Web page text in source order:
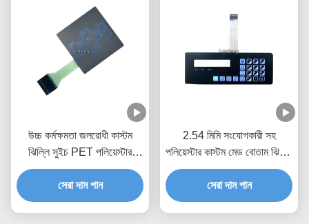
উচ্চ কর্মক্ষমতা জলরোধী কাস্টম
ঝিল্লি সুইচ PET পলিয়েস্টার
উপাদান
সেরা দাম পান
2.54 মিমি সংযোগকারী সহ
পলিয়েস্টার কাস্টম মেড বোতাম ঝিল্লি
সুইচ
সেরা দাম পান